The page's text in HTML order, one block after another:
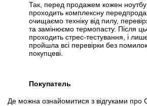
Так, перед продажем кожен
проходить комплексну
очищаємо техніку від пилу,
та замінюємо термопасту. Після
проходить стрес-тестування, і
пройшла всі перевірки без
покупцеві.
Покупатель
Де можна ознайомитися з відгуками про